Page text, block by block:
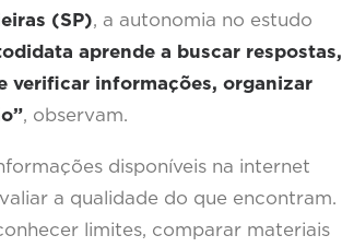
(SP), a autonomia no estudo
aprende a buscar respostas,
verificar informações, organizar
, observam.
disponíveis na internet
a qualidade do que encontram.
limites, comparar materiais